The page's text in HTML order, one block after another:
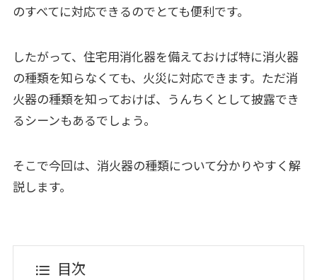
のすべてに対応できるのでとても便利です。
したがって、住宅用消化器を備えておけば特に消火器
の種類を知らなくても、火災に対応できます。ただ消
火器の種類を知っておけば、うんちくとして披露でき
るシーンもあるでしょう。
そこで今回は、消火器の種類について分かりやすく解
説します。
目次